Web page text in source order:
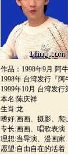
作品：1998年9月 阿
1998年 台湾发行『阿
1999年10月 台湾发行
本名:陈庆祥
生肖:龙
嗜好:画画、摄影、爬
专长:画画、唱歌表演
理想:当导演、漫画家
愿望:自由自在的活着